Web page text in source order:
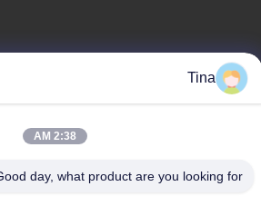
Tina
2:38 AM
Good day, what product are you looking for?